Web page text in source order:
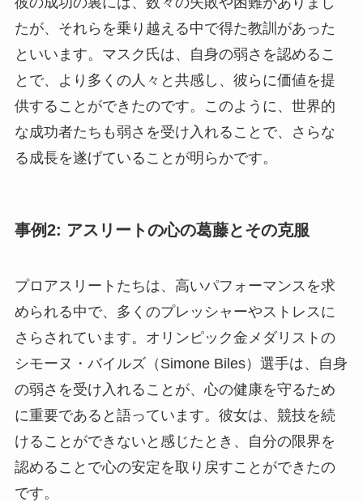
たが、それらを乗り越える中で得た教訓があった
といいます。マスク氏は、自身の弱さを認めるこ
とで、より多くの人々と共感し、彼らに価値を提
供することができたのです。このように、世界的
な成功者たちも弱さを受け入れることで、さらな
る成長を遂げていることが明らかです。
事例2: アスリートの心の葛藤とその克服
プロアスリートたちは、高いパフォーマンスを求
められる中で、多くのプレッシャーやストレスに
さらされています。オリンピック金メダリストの
シモーヌ・バイルズ（Simone Biles）選手は、自身
の弱さを受け入れることが、心の健康を守るため
に重要であると語っています。彼女は、競技を続
けることができないと感じたとき、自分の限界を
認めることで心の安定を取り戻すことができたの
です。